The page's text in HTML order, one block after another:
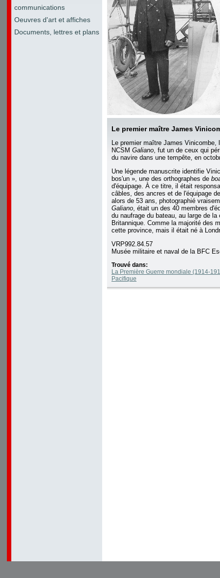
communications
Oeuvres d'art et affiches
Documents, lettres et plans
Le premier maître James
Le premier maître James Vinicombe,
NCSM Galiano, fut un de ceux qui
du navire dans une tempête, en
Une légende manuscrite identifie
bos'un », une des orthographes de
d'équipage. À ce titre, il était
câbles, des ancres et de l'équipage
alors de 53 ans, photographié
Galiano, était un des 40 membres
du naufrage du bateau, au large de la
Britannique. Comme la majorité des
cette province, mais il était né à
VRP992.84.57
Musée militaire et naval de la BFC
Trouvé dans:
La Première Guerre mondiale (1914-
Pacifique